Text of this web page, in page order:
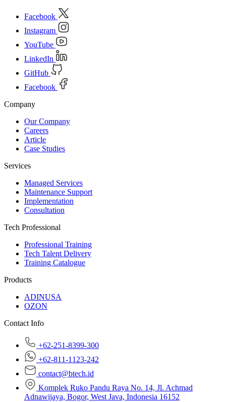
Facebook
Instagram
YouTube
LinkedIn
GitHub
Facebook
Company
Our Company
Careers
Article
Case Studies
Services
Managed Services
Maintenance Support
Implementation
Consultation
Tech Professional
Professional Training
Tech Talent Delivery
Training Catalogue
Products
ADINUSA
OZON
Contact Info
+62-251-8399-300
+62-811-1123-242
contact@btech.id
Komplek Ruko Pandu Raya No. 14, Jl. Achmad
Adnawijaya, Bogor, West Java, Indonesia 16152